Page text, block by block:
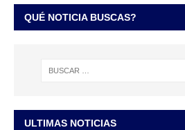
QUÉ NOTICIA BUSCAS?
ULTIMAS NOTICIAS